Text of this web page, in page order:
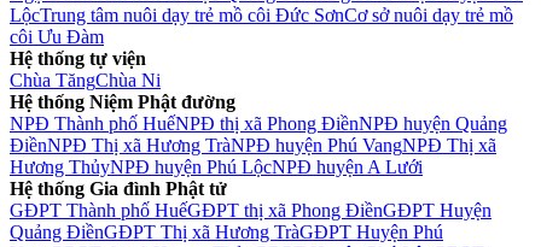
LộcTrung tâm nuôi dạy trẻ mồ côi Đức SơnCơ sở nuôi dạy trẻ mồ
côi Ưu Đàm
Hệ thống tự viện
Chùa TăngChùa Ni
Hệ thống Niệm Phật đường
NPĐ Thành phố HuếNPĐ thị xã Phong ĐiềnNPĐ huyện Quảng
ĐiềnNPĐ Thị xã Hương TràNPĐ huyện Phú VangNPĐ Thị xã
Hương ThủyNPĐ huyện Phú LộcNPĐ huyện A Lưới
Hệ thống Gia đình Phật tử
GĐPT Thành phố HuếGĐPT thị xã Phong ĐiềnGĐPT Huyện
Quảng ĐiềnGĐPT Thị xã Hương TràGĐPT Huyện Phú